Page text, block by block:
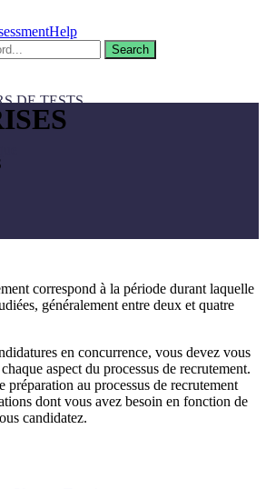
Search
DE TESTS
correspond à la période durant laquelle
généralement entre deux et quatre
en concurrence, vous devez vous
aspect du processus de recrutement.
préparation au processus de recrutement
dont vous avez besoin en fonction de
candidatez.